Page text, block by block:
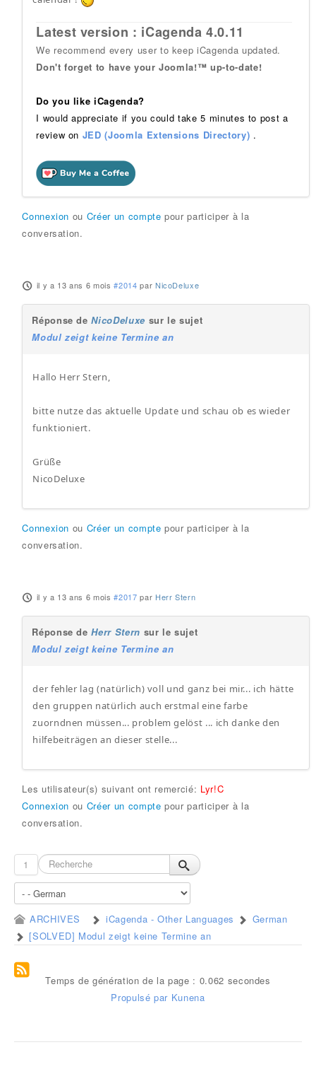
Latest version : iCagenda 4.0.11
We recommend every user to keep iCagenda updated.
Don't forget to have your Joomla!™ up-to-date!
Do you like iCagenda?
I would appreciate if you could take 5 minutes to post a
review on JED (Joomla Extensions Directory) .
Connexion ou Créer un compte pour participer à la
conversation.
il y a 13 ans 6 mois #2014 par NicoDeluxe
Réponse deNicoDeluxe sur le sujet
Modul zeigt keine Termine an
Hallo Herr Stern,
bitte nutze das aktuelle Update und schau ob es wieder
funktioniert.
Grüße
NicoDeluxe
Connexion ou Créer un compte pour participer à la
conversation.
il y a 13 ans 6 mois #2017 par Herr Stern
Réponse deHerr Stern sur le sujet
Modul zeigt keine Termine an
der fehler lag (natürlich) voll und ganz bei mir... ich hätte
den gruppen natürlich auch erstmal eine farbe
zuorndnen müssen... problem gelöst ... ich danke den
hilfebeiträgen an dieser stelle...
Les utilisateur(s) suivant ont remercié: Lyr!C
Connexion ou Créer un compte pour participer à la
conversation.
1
ARCHIVES iCagenda - Other Languages
German
[SOLVED] Modul zeigt keine Termine an
Temps de génération de la page : 0.062 secondes
Propulsé par Kunena